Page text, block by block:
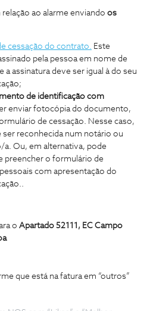
ao alarme enviando os
cessação do contrato. Este
pela pessoa em nome de
assinatura deve ser igual à do seu
de identificação com
enviar fotocópia do documento,
de cessação. Nesse caso,
ser reconhecida num notário ou
Ou, em alternativa, pode
preencher o formulário de
com apresentação do
o Apartado 52111, EC Campo
que está na fatura em “outros”